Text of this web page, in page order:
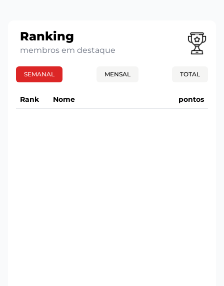
Ranking
membros em destaque
SEMANAL MENSAL TOTAL
Rank Nome pontos